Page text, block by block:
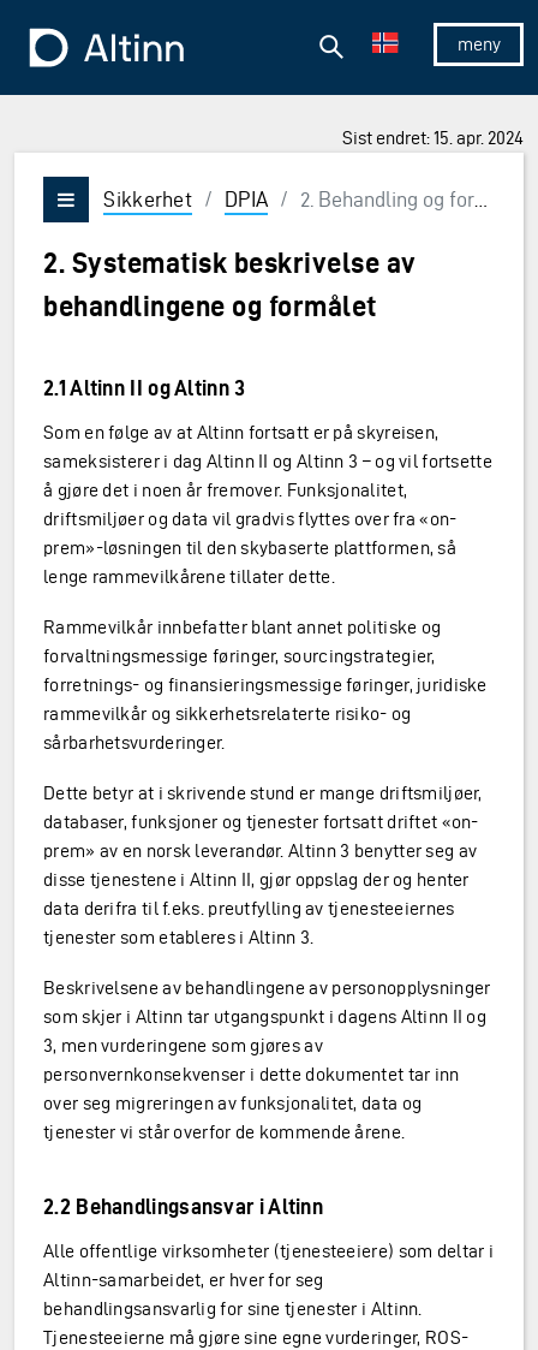
Vis/skjul
Søk
Sist endret: 15. apr. 2024
Vis/skjul meny
Sikkerhet / DPIA / 2. Behandling og formål
2. Systematisk beskrivelse av
behandlingene og formålet
2.1 Altinn II og Altinn 3
Som en følge av at Altinn fortsatt er på skyreisen,
sameksisterer i dag Altinn II og Altinn 3 – og vil fortsette
å gjøre det i noen år fremover. Funksjonalitet,
driftsmiljøer og data vil gradvis flyttes over fra «on-
prem»-løsningen til den skybaserte plattformen, så
lenge rammevilkårene tillater dette.
Rammevilkår innbefatter blant annet politiske og
forvaltningsmessige føringer, sourcingstrategier,
forretnings- og finansieringsmessige føringer, juridiske
rammevilkår og sikkerhetsrelaterte risiko- og
sårbarhetsvurderinger.
Dette betyr at i skrivende stund er mange driftsmiljøer,
databaser, funksjoner og tjenester fortsatt driftet «on-
prem» av en norsk leverandør. Altinn 3 benytter seg av
disse tjenestene i Altinn II, gjør oppslag der og henter
data derifra til f.eks. preutfylling av tjenesteeiernes
tjenester som etableres i Altinn 3.
Beskrivelsene av behandlingene av personopplysninger
som skjer i Altinn tar utgangspunkt i dagens Altinn II og
3, men vurderingene som gjøres av
personvernkonsekvenser i dette dokumentet tar inn
over seg migreringen av funksjonalitet, data og
tjenester vi står overfor de kommende årene.
2.2 Behandlingsansvar i Altinn
Alle offentlige virksomheter (tjenesteeiere) som deltar i
Altinn-samarbeidet, er hver for seg
behandlingsansvarlig for sine tjenester i Altinn.
Tjenesteeierne må gjøre sine egne vurderinger, ROS-